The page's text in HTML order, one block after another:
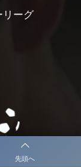
先頭へ
リーグ